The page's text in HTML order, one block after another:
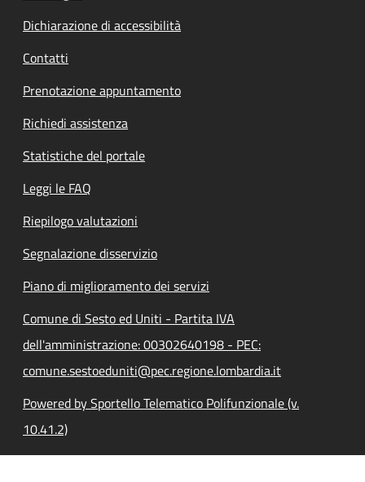
Dichiarazione di accessibilità
Contatti
Prenotazione appuntamento
Richiedi assistenza
Statistiche del portale
Leggi le FAQ
Riepilogo valutazioni
Segnalazione disservizio
Piano di miglioramento dei servizi
Comune di Sesto ed Uniti - Partita IVA
dell'amministrazione: 00302640198 - PEC:
comune.sestoeduniti@pec.regione.lombardia.it
Powered by Sportello Telematico Polifunzionale (v.
10.41.2)